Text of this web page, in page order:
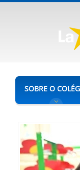
SOBRE O